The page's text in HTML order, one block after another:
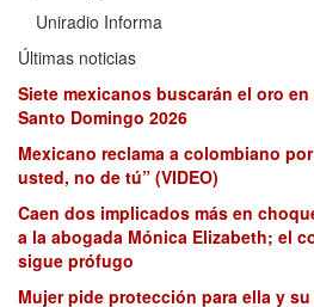
Uniradio Informa
Últimas noticias
Siete mexicanos buscarán el oro
Santo Domingo 2026
Mexicano reclama a colombiano
usted, no de tú” (VIDEO)
Caen dos implicados más en
a la abogada Mónica Elizabeth; el
sigue prófugo
Mujer pide protección para ella y